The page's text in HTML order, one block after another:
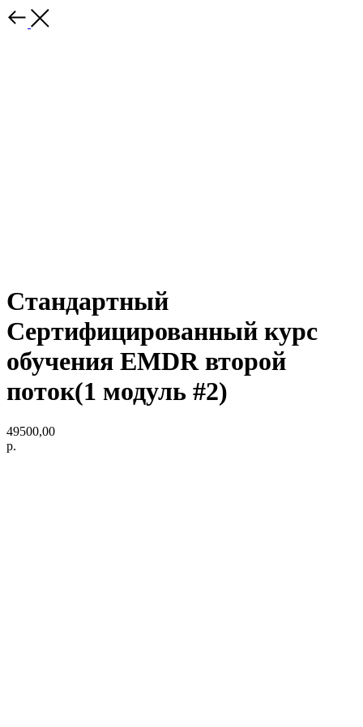
Стандартный
Сертифицированный курс
обучения EMDR второй
поток(1 модуль #2)
49500,00
р.